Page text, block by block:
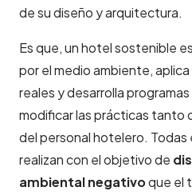
de su diseño y arquitectura.
Es que, un hotel sostenible
por el medio ambiente,
reales y desarrolla
modificar las prácticas tanto
del personal hotelero.
realizan con el objetivo de
ambiental negativoque el